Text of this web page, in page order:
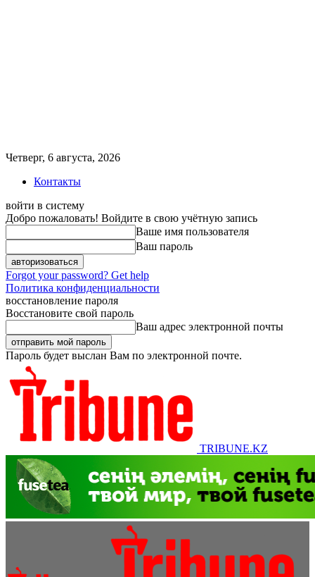
Четверг, 6 августа, 2026
Контакты
войти в систему
Добро пожаловать! Войдите в свою учётную запись
Ваше имя пользователя
Ваш пароль
Forgot your password? Get help
Политика конфиденциальности
восстановление пароля
Восстановите свой пароль
Ваш адрес электронной почты
Пароль будет выслан Вам по электронной почте.
TRIBUNE.KZ